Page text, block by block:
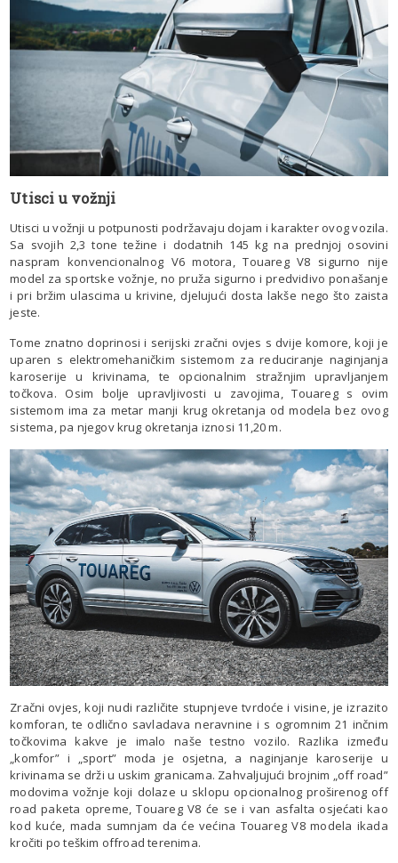
Utisci u vožnji
Utisci u vožnji u potpunosti podržavaju dojam i karakter ovog vozila.
Sa svojih 2,3 tone težine i dodatnih 145 kg na prednjoj osovini
naspram konvencionalnog V6 motora, Touareg V8 sigurno nije
model za sportske vožnje, no pruža sigurno i predvidivo ponašanje
i pri bržim ulascima u krivine, djelujući dosta lakše nego što zaista
jeste.
Tome znatno doprinosi i serijski zračni ovjes s dvije komore, koji je
uparen s elektromehaničkim sistemom za reduciranje naginjanja
karoserije u krivinama, te opcionalnim stražnjim upravljanjem
točkova. Osim bolje upravljivosti u zavojima, Touareg s ovim
sistemom ima za metar manji krug okretanja od modela bez ovog
sistema, pa njegov krug okretanja iznosi 11,20 m.
Zračni ovjes, koji nudi različite stupnjeve tvrdoće i visine, je izrazito
komforan, te odlično savladava neravnine i s ogromnim 21 inčnim
točkovima kakve je imalo naše testno vozilo. Razlika između
„komfor” i „sport” moda je osjetna, a naginjanje karoserije u
krivinama se drži u uskim granicama. Zahvaljujući brojnim „off road”
modovima vožnje koji dolaze u sklopu opcionalnog proširenog off
road paketa opreme, Touareg V8 će se i van asfalta osjećati kao
kod kuće, mada sumnjam da će većina Touareg V8 modela ikada
kročiti po teškim offroad terenima.